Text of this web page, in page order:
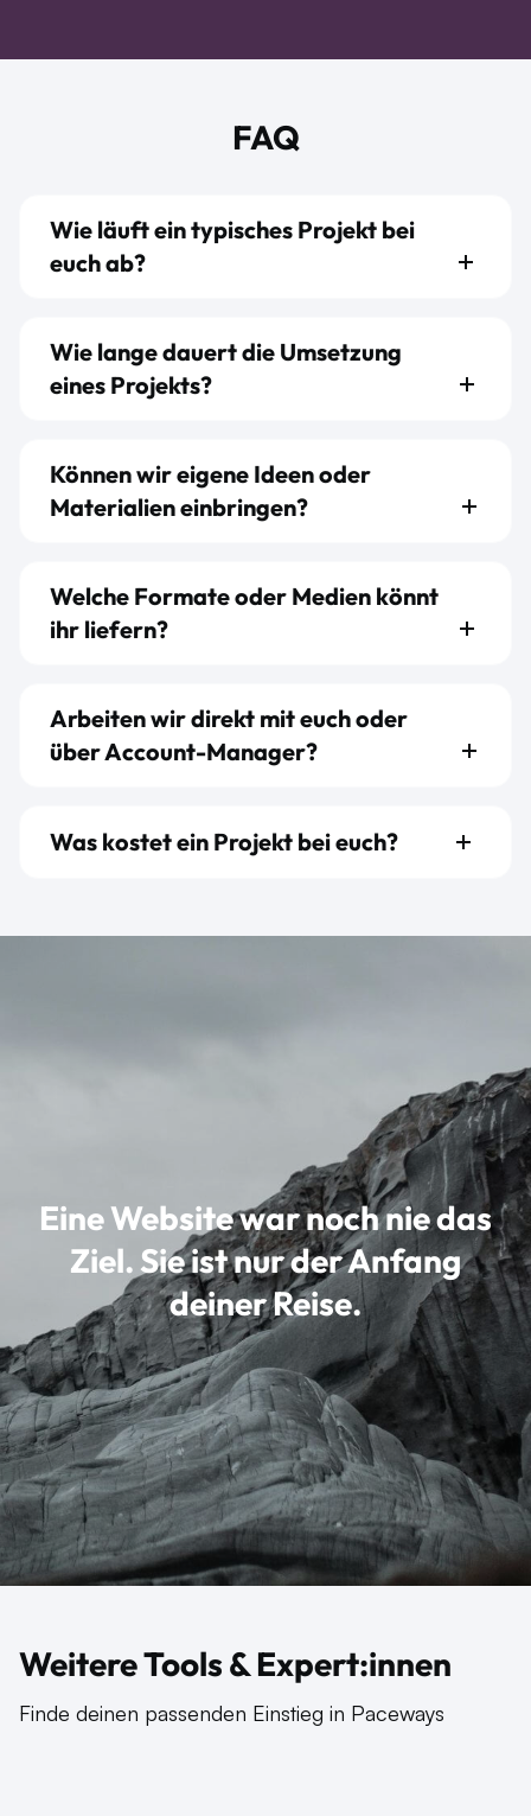
FAQ
Wie läuft ein typisches Projekt bei
euch ab?
Wie lange dauert die Umsetzung
eines Projekts?
Können wir eigene Ideen oder
Materialien einbringen?
Welche Formate oder Medien könnt
ihr liefern?
Arbeiten wir direkt mit euch oder
über Account-Manager?
Was kostet ein Projekt bei euch?
Eine Website war noch nie das
Ziel. Sie ist nur der Anfang
deiner Reise.
Weitere Tools & Expert:innen
Finde deinen passenden Einstieg in Paceways